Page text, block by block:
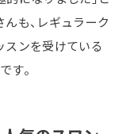
も、レギュラーク
スンを受けている
す。